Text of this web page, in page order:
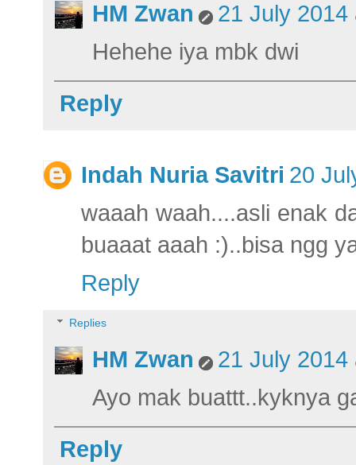
HM Zwan
21 July 2014
Hehehe iya mbk dwi
Reply
Indah Nuria Savitri 20
waaah waah....asli enak
buaaat aaah :)..bisa ngg
Reply
Replies
HM Zwan
21 July 2014
Ayo mak buattt..kyknya
Reply